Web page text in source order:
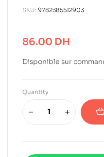
SKU: 9782385512903
86.00 DH
Disponible sur
Quantity